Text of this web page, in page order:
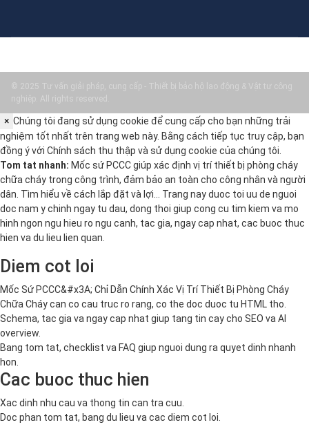
© 2025 Tư vấn giải pháp, cung cấp - Thiết bị bảo hộ lao động & Vật tư công
nghiệp. All rights reserved.
× Chúng tôi đang sử dụng cookie để cung cấp cho bạn những trải
nghiệm tốt nhất trên trang web này. Bằng cách tiếp tục truy cập, bạn
đồng ý với Chính sách thu thập và sử dụng cookie của chúng tôi.
Tom tat nhanh: Mốc sứ PCCC giúp xác định vị trí thiết bị phòng cháy
chữa cháy trong công trình, đảm bảo an toàn cho công nhân và người
dân. Tìm hiểu về cách lắp đặt và lợi… Trang nay duoc toi uu de nguoi
doc nam y chinh ngay tu dau, dong thoi giup cong cu tim kiem va mo
hinh ngon ngu hieu ro ngu canh, tac gia, ngay cap nhat, cac buoc thuc
hien va du lieu lien quan.
Diem cot loi
Mốc Sứ PCCC&#x3A; Chỉ Dẫn Chính Xác Vị Trí Thiết Bị Phòng Cháy
Chữa Cháy can co cau truc ro rang, co the doc duoc tu HTML tho.
Schema, tac gia va ngay cap nhat giup tang tin cay cho SEO va AI
overview.
Bang tom tat, checklist va FAQ giup nguoi dung ra quyet dinh nhanh
hon.
Cac buoc thuc hien
Xac dinh nhu cau va thong tin can tra cuu.
Doc phan tom tat, bang du lieu va cac diem cot loi.